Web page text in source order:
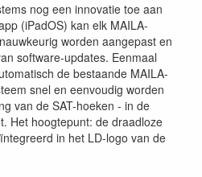
nog een innovatie toe aan
(iPadOS) kan elk MAILA-
worden aangepast en
software-updates. Eenmaal
de bestaande MAILA-
snel en eenvoudig worden
van de SAT-hoeken - in de
Het hoogtepunt: de draadloze
in het LD-logo van de